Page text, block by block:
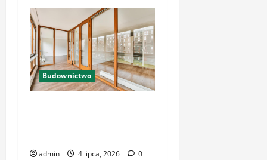
Budownictwo
admin 4 lipca, 2026 0